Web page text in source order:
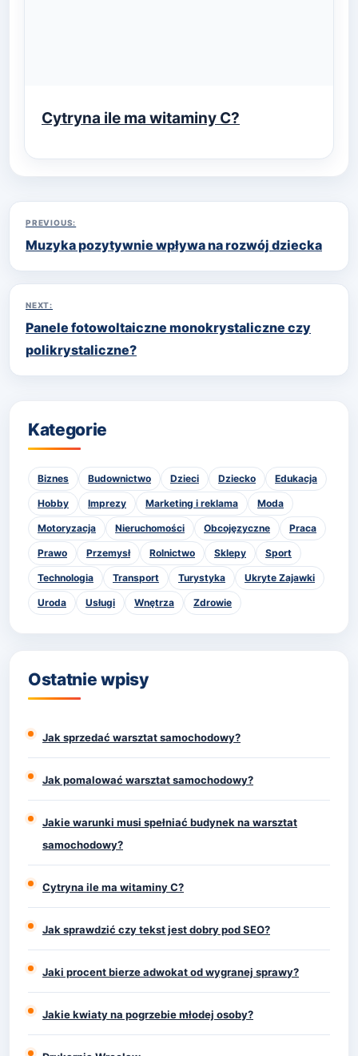
Cytryna ile ma witaminy C?
Nawigacja
wpisu
PREVIOUS:
Muzyka pozytywnie wpływa na rozwój dziecka
NEXT:
Panele fotowoltaiczne monokrystaliczne czy
polikrystaliczne?
Kategorie
Biznes Budownictwo Dzieci Dziecko Edukacja
Hobby Imprezy Marketing i reklama Moda
Motoryzacja Nieruchomości Obcojęzyczne Praca
Prawo Przemysł Rolnictwo Sklepy Sport
Technologia Transport Turystyka Ukryte Zajawki
Uroda Usługi Wnętrza Zdrowie
Ostatnie wpisy
Jak sprzedać warsztat samochodowy?
Jak pomalować warsztat samochodowy?
Jakie warunki musi spełniać budynek na warsztat
samochodowy?
Cytryna ile ma witaminy C?
Jak sprawdzić czy tekst jest dobry pod SEO?
Jaki procent bierze adwokat od wygranej sprawy?
Jakie kwiaty na pogrzebie młodej osoby?